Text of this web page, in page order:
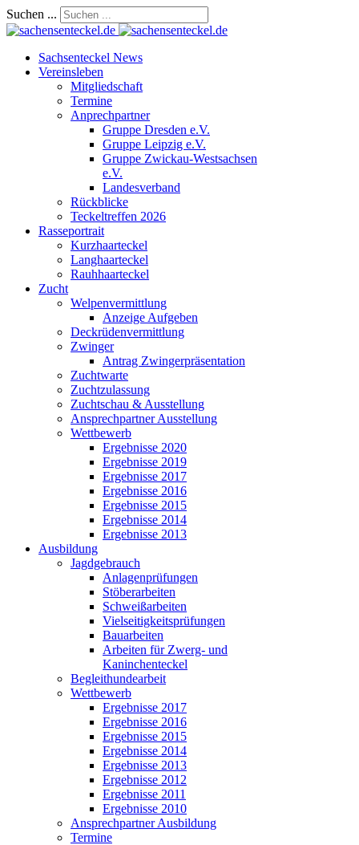
Suchen ...
Sachsenteckel News
Vereinsleben
Mitgliedschaft
Termine
Anprechpartner
Gruppe Dresden e.V.
Gruppe Leipzig e.V.
Gruppe Zwickau-Westsachsen
e.V.
Landesverband
Rückblicke
Teckeltreffen 2026
Rasseportrait
Kurzhaarteckel
Langhaarteckel
Rauhhaarteckel
Zucht
Welpenvermittlung
Anzeige Aufgeben
Deckrüdenvermittlung
Zwinger
Antrag Zwingerpräsentation
Zuchtwarte
Zuchtzulassung
Zuchtschau & Ausstellung
Ansprechpartner Ausstellung
Wettbewerb
Ergebnisse 2020
Ergebnisse 2019
Ergebnisse 2017
Ergebnisse 2016
Ergebnisse 2015
Ergebnisse 2014
Ergebnisse 2013
Ausbildung
Jagdgebrauch
Anlagenprüfungen
Stöberarbeiten
Schweißarbeiten
Vielseitigkeitsprüfungen
Bauarbeiten
Arbeiten für Zwerg- und
Kaninchenteckel
Begleithundearbeit
Wettbewerb
Ergebnisse 2017
Ergebnisse 2016
Ergebnisse 2015
Ergebnisse 2014
Ergebnisse 2013
Ergebnisse 2012
Ergebnisse 2011
Ergebnisse 2010
Ansprechpartner Ausbildung
Termine